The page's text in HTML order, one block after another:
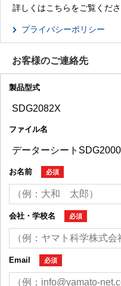
詳しくはこちらをご覧くださ
プライバシーポリシー
お客様のご連絡先
製品型式
ファイル名
お名前 必須
会社・学校名 必須
Email 必須